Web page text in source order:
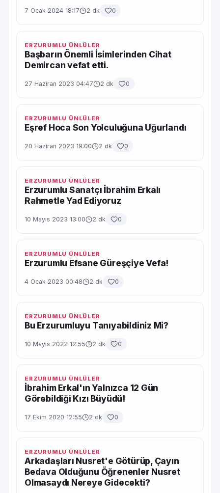
7 Ocak 2024 18:17 2 dk 0
ERZURUMLU ÜNLÜLER
Başbarın Önemli İsimlerinden Cihat
Demircan vefat etti.
27 Haziran 2023 04:47 2 dk 0
ERZURUMLU ÜNLÜLER
Eşref Hoca Son Yolculuğuna Uğurlandı
20 Haziran 2023 19:00 2 dk 0
ERZURUMLU ÜNLÜLER
Erzurumlu Sanatçı İbrahim Erkalı
Rahmetle Yad Ediyoruz
10 Mayıs 2023 13:00 2 dk 0
ERZURUMLU ÜNLÜLER
Erzurumlu Efsane Güreşçiye Vefa!
4 Ocak 2023 00:48 2 dk 0
ERZURUMLU ÜNLÜLER
Bu Erzurumluyu Tanıyabildiniz Mi?
10 Mayıs 2022 12:55 2 dk 0
ERZURUMLU ÜNLÜLER
İbrahim Erkal'ın Yalnızca 12 Gün
Görebildiği Kızı Büyüdü!
17 Ekim 2020 12:55 2 dk 0
ERZURUMLU ÜNLÜLER
Arkadaşları Nusret'e Götürüp, Çayın
Bedava Olduğunu Öğrenenler Nusret
Olmasaydı Nereye Gidecekti?